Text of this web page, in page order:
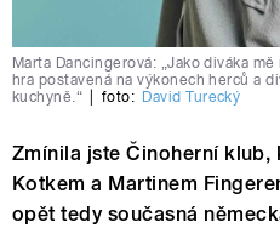
Marta Dancingerová: „Jako diváka
hra postavená na výkonech herců a
kuchyně.“
foto: David Turecký
Zmínila jste Činoherní klub,
Kotkem a Martinem
opět tedy současná